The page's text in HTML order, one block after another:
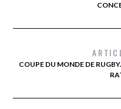
COUPE DU MONDE DE